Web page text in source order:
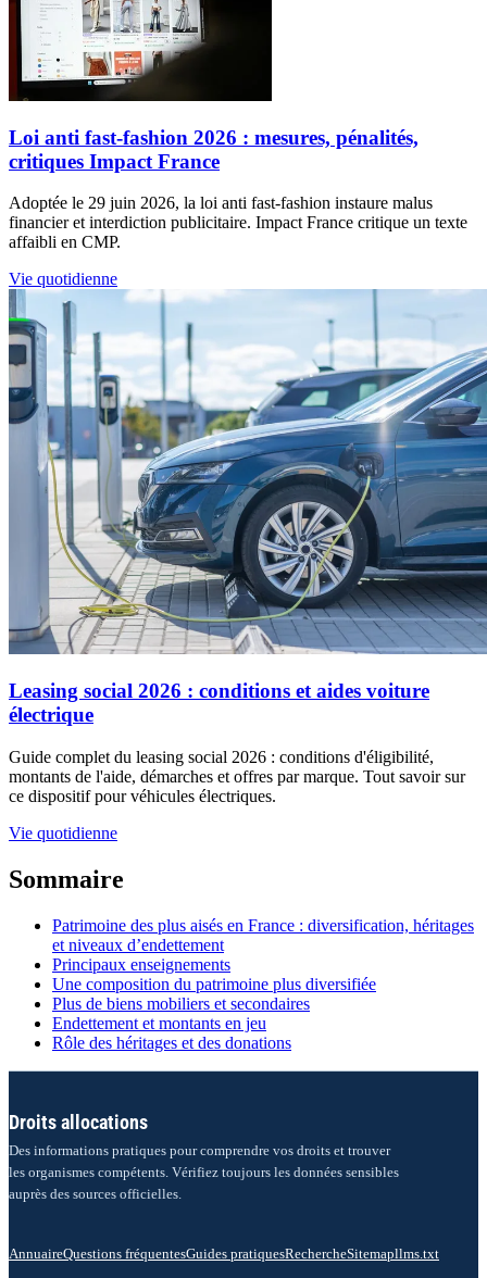
Loi anti fast-fashion 2026 : mesures, pénalités,
critiques Impact France
Adoptée le 29 juin 2026, la loi anti fast-fashion instaure malus
financier et interdiction publicitaire. Impact France critique un texte
affaibli en CMP.
Vie quotidienne
Leasing social 2026 : conditions et aides voiture
électrique
Guide complet du leasing social 2026 : conditions d'éligibilité,
montants de l'aide, démarches et offres par marque. Tout savoir sur
ce dispositif pour véhicules électriques.
Vie quotidienne
Sommaire
Patrimoine des plus aisés en France : diversification, héritages
et niveaux d’endettement
Principaux enseignements
Une composition du patrimoine plus diversifiée
Plus de biens mobiliers et secondaires
Endettement et montants en jeu
Rôle des héritages et des donations
Droits allocations
Des informations pratiques pour comprendre vos droits et trouver
les organismes compétents. Vérifiez toujours les données sensibles
auprès des sources officielles.
AnnuaireQuestions fréquentesGuides pratiquesRechercheSitemapllms.txt